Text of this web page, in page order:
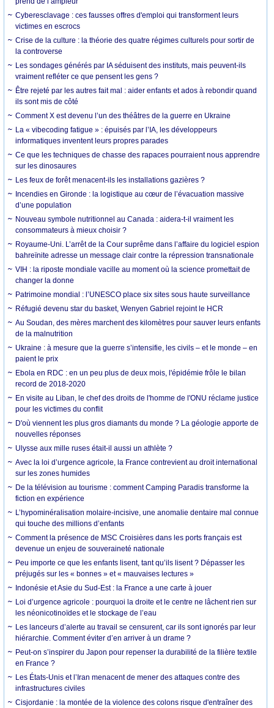
Cyberesclavage : ces fausses offres d'emploi qui transforment leurs
victimes en escrocs
Crise de la culture : la théorie des quatre régimes culturels pour sortir de
la controverse
Les sondages générés par IA séduisent des instituts, mais peuvent-ils
vraiment refléter ce que pensent les gens ?
Être rejeté par les autres fait mal : aider enfants et ados à rebondir quand
ils sont mis de côté
Comment X est devenu l’un des théâtres de la guerre en Ukraine
La « vibecoding fatigue » : épuisés par l’IA, les développeurs
informatiques inventent leurs propres parades
Ce que les techniques de chasse des rapaces pourraient nous apprendre
sur les dinosaures
Les feux de forêt menacent-ils les installations gazières ?
Incendies en Gironde : la logistique au cœur de l’évacuation massive
d’une population
Nouveau symbole nutritionnel au Canada : aidera-t-il vraiment les
consommateurs à mieux choisir ?
Royaume-Uni. L’arrêt de la Cour suprême dans l’affaire du logiciel espion
bahreïnite adresse un message clair contre la répression transnationale
VIH : la riposte mondiale vacille au moment où la science promettait de
changer la donne
Patrimoine mondial : l’UNESCO place six sites sous haute surveillance
Réfugié devenu star du basket, Wenyen Gabriel rejoint le HCR
Au Soudan, des mères marchent des kilomètres pour sauver leurs enfants
de la malnutrition
Ukraine : à mesure que la guerre s’intensifie, les civils – et le monde – en
paient le prix
Ebola en RDC : en un peu plus de deux mois, l'épidémie frôle le bilan
record de 2018-2020
En visite au Liban, le chef des droits de l'homme de l'ONU réclame justice
pour les victimes du conflit
D'où viennent les plus gros diamants du monde ? La géologie apporte de
nouvelles réponses
Ulysse aux mille ruses était-il aussi un athlète ?
Avec la loi d’urgence agricole, la France contrevient au droit international
sur les zones humides
De la télévision au tourisme : comment Camping Paradis transforme la
fiction en expérience
L’hypominéralisation molaire-incisive, une anomalie dentaire mal connue
qui touche des millions d’enfants
Comment la présence de MSC Croisières dans les ports français est
devenue un enjeu de souveraineté nationale
Peu importe ce que les enfants lisent, tant qu’ils lisent ? Dépasser les
préjugés sur les « bonnes » et « mauvaises lectures »
Indonésie et Asie du Sud-Est : la France a une carte à jouer
Loi d’urgence agricole : pourquoi la droite et le centre ne lâchent rien sur
les néonicotinoïdes et le stockage de l’eau
Les lanceurs d’alerte au travail se censurent, car ils sont ignorés par leur
hiérarchie. Comment éviter d’en arriver à un drame ?
Peut-on s’inspirer du Japon pour repenser la durabilité de la filière textile
en France ?
Les États-Unis et l’Iran menacent de mener des attaques contre des
infrastructures civiles
Cisjordanie : la montée de la violence des colons risque d'entraîner des